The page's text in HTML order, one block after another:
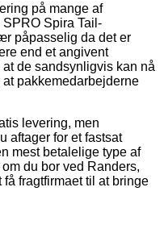
på mange af
Spira Tail-
påpasselig da det er
end et angivent
de sandsynligvis kan nå
pakkemedarbejderne
levering, men
aftager for et fastsat
mest betalelige type af
du bor ved Randers,
fragtfirmaet til at bringe